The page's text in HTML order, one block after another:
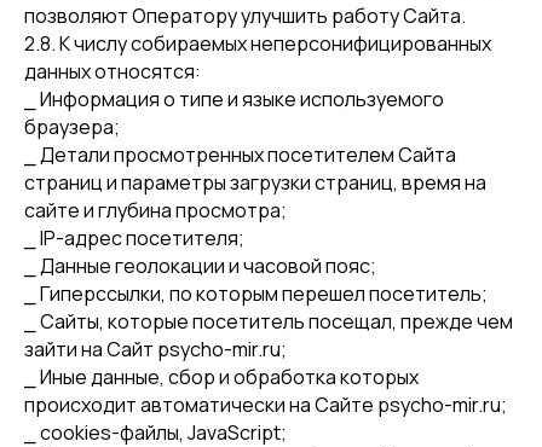
позволяют Оператору улучшить работу Сайта.
2.8. К числу собираемых неперсонифицированных
данных относятся:
⎯ Информация о типе и языке используемого
браузера;
⎯ Детали просмотренных посетителем Сайта
страниц и параметры загрузки страниц, время на
сайте и глубина просмотра;
⎯ IP-адрес посетителя;
⎯ Данные геолокации и часовой пояс;
⎯ Гиперссылки, по которым перешел посетитель;
⎯ Сайты, которые посетитель посещал, прежде чем
зайти на Сайт psycho-mir.ru;
⎯ Иные данные, сбор и обработка которых
происходит автоматически на Сайте psycho-mir.ru;
⎯ cookies-файлы, JavaScript;